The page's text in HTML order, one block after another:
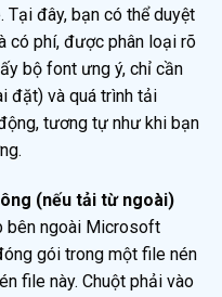
đây, bạn có thể duyệt
có phí, được phân loại rõ
bộ font ưng ý, chỉ cần
đặt) và quá trình tải
tương tự như khi bạn
(nếu tải từ ngoài)
bên ngoài Microsoft
gói trong một file nén
file này. Chuột phải vào